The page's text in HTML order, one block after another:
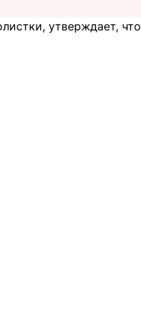
утверждает, что